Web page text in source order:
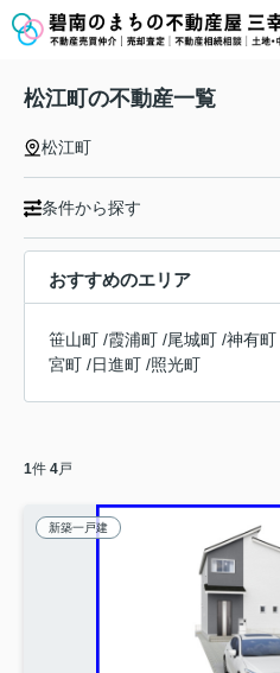
松江町の不動産一覧
松江町
条件から探す
おすすめのエリア
笹山町 /霞浦町 /尾城町 /神有町
宮町 /日進町 /照光町
1件 4戸
新築一戸建